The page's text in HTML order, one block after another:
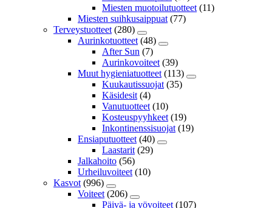
Miesten muotoilutuotteet (11)
Miesten suihkusaippuat (77)
Terveystuotteet (280)
Aurinkotuotteet (48)
After Sun (7)
Aurinkovoiteet (39)
Muut hygieniatuotteet (113)
Kuukautissuojat (35)
Käsidesit (4)
Vanutuotteet (10)
Kosteuspyyhkeet (19)
Inkontinenssisuojat (19)
Ensiaputuotteet (40)
Laastarit (29)
Jalkahoito (56)
Urheiluvoiteet (10)
Kasvot (996)
Voiteet (206)
Päivä- ja yövoiteet (107)